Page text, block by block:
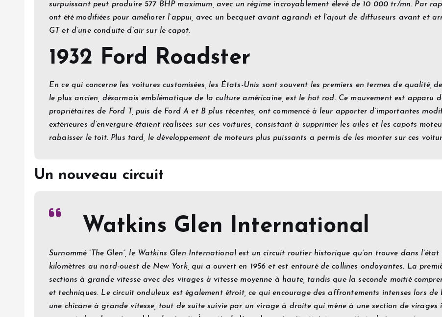
surpuissant peut produire 577 BHP maximum, avec un régime incroyablement élevé de 10 000 tr/mn. Par
ont été modifiées pour améliorer l’appui, avec un becquet avant agrandi et l’ajout de diffuseurs avant et
GT et d’une conduite d’air sur le capot.
1932 Ford Roadster
En ce qui concerne les voitures customisées, les États-Unis sont souvent les premiers en termes de qualité,
le plus ancien, désormais emblématique de la culture américaine, est le hot rod. Ce mouvement est apparu
propriétaires de Ford T, puis de Ford A et B plus récentes, ont commencé à leur apporter d’importantes
extérieures d’envergure étaient réalisées sur ces voitures, consistant à supprimer les ailes et les capots
rabaisser le toit. Plus tard, le développement de moteurs plus puissants a permis de les monter sur ces
Un nouveau circuit
Watkins Glen International
Surnommé “The Glen”, le Watkins Glen International est un circuit routier historique qu’on trouve dans
kilomètres au nord-ouest de New York, qui a ouvert en 1956 et est entouré de collines ondoyantes. La
sections à grande vitesse avec des virages à vitesse moyenne à haute, tandis que la seconde moitié
et techniques. Le circuit onduleux est également étroit, ce qui encourage des affrontements intenses lors
une chicane à grande vitesse, tout de suite suivie par un virage à droite qui mène à une section de virages